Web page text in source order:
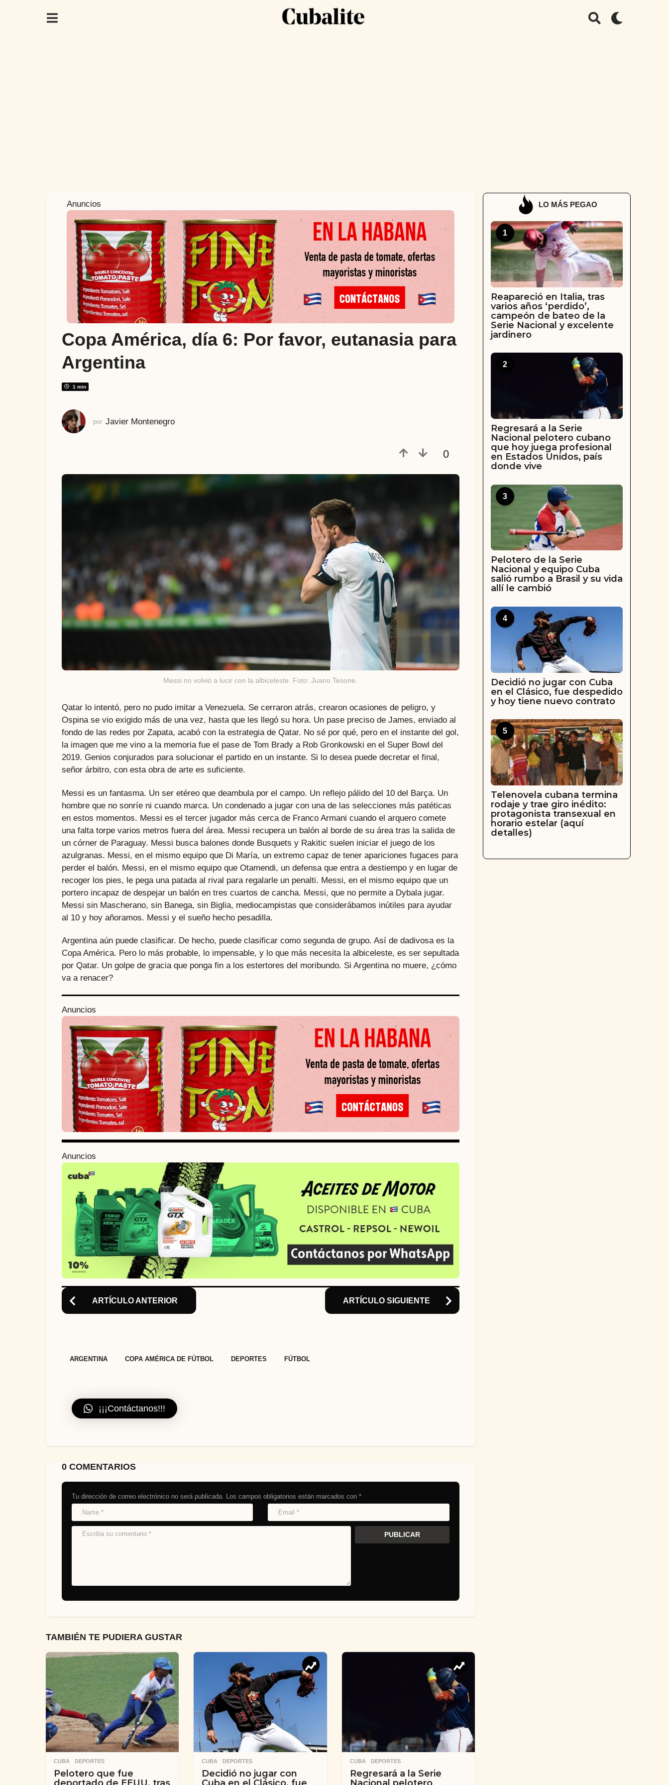
a
ñ
o
a
á
Anuncios
Copa América, día 6: Por favor, eutanasia para
Argentina
1 min
por Javier Montenegro
0
Messi no volvió a lucir con la albiceleste. Foto: Juano Tesone.
Qatar lo intentó, pero no pudo imitar a Venezuela. Se cerraron atrás, crearon ocasiones de peligro, y
Ospina se vio exigido más de una vez, hasta que les llegó su hora. Un pase preciso de James, enviado al
fondo de las redes por Zapata, acabó con la estrategia de Qatar. No sé por qué, pero en el instante del gol,
la imagen que me vino a la memoria fue el pase de Tom Brady a Rob Gronkowski en el Super Bowl del
2019. Genios conjurados para solucionar el partido en un instante. Si lo desea puede decretar el final,
señor árbitro, con esta obra de arte es suficiente.
Messi es un fantasma. Un ser etéreo que deambula por el campo. Un reflejo pálido del 10 del Barça. Un
hombre que no sonríe ni cuando marca. Un condenado a jugar con una de las selecciones más patéticas
en estos momentos. Messi es el tercer jugador más cerca de Franco Armani cuando el arquero comete
una falta torpe varios metros fuera del área. Messi recupera un balón al borde de su área tras la salida de
un córner de Paraguay. Messi busca balones donde Busquets y Rakitic suelen iniciar el juego de los
azulgranas. Messi, en el mismo equipo que Di María, un extremo capaz de tener apariciones fugaces para
perder el balón. Messi, en el mismo equipo que Otamendi, un defensa que entra a destiempo y en lugar de
recoger los pies, le pega una patada al rival para regalarle un penalti. Messi, en el mismo equipo que un
portero incapaz de despejar un balón en tres cuartos de cancha. Messi, que no permite a Dybala jugar.
Messi sin Mascherano, sin Banega, sin Biglia, mediocampistas que considerábamos inútiles para ayudar
al 10 y hoy añoramos. Messi y el sueño hecho pesadilla.
Argentina aún puede clasificar. De hecho, puede clasificar como segunda de grupo. Así de dadivosa es la
Copa América. Pero lo más probable, lo impensable, y lo que más necesita la albiceleste, es ser sepultada
por Qatar. Un golpe de gracia que ponga fin a los estertores del moribundo. Si Argentina no muere, ¿cómo
va a renacer?
Anuncios
Anuncios
P
o
s
P
i
n
a
ARTÍCULO ANTERIOR ARTÍCULO SIGUIENTE
ARGENTINA COPA AMÉRICA DE FÚTBOL DEPORTES FÚTBOL
¡¡¡Contáctanos!!!
0 COMENTARIOS
Tu dirección de correo electrónico no será publicada. Los campos obligatorios están marcados con *
TAMBIÉN TE PUDIERA GUSTAR
CUBA ,DEPORTES
Pelotero que fue
CUBA ,DEPORTES
Decidió no jugar con
CUBA ,DEPORTES
Regresará a la Serie
LO MÁS PEGAO
1
Reapareció en Italia, tras
varios años ‘perdido’,
campeón de bateo de la
Serie Nacional y excelente
jardinero
2
Regresará a la Serie
Nacional pelotero cubano
que hoy juega profesional
en Estados Unidos, país
donde vive
3
Pelotero de la Serie
Nacional y equipo Cuba
salió rumbo a Brasil y su vida
allí le cambió
4
Decidió no jugar con Cuba
en el Clásico, fue despedido
y hoy tiene nuevo contrato
5
Telenovela cubana termina
rodaje y trae giro inédito:
protagonista transexual en
horario estelar (aquí
detalles)